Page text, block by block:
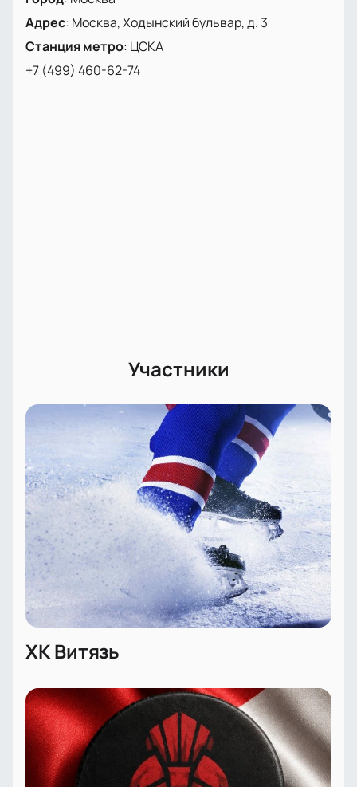
и поддержите ее в этом незабываемом поединке.
Адрес: Москва, Ходынский бульвар, д. 3
Станция метро: ЦСКА
+7 (499) 460-62-74
Участники
ХК Витязь